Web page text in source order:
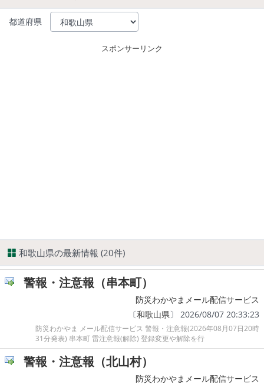
都道府県
スポンサーリンク
和歌山県の最新情報 (20件)
警報・注意報（串本町）
防災わかやまメール配信サービス
〔和歌山県〕 2026/08/07 20:33:23
防災わかやま メール配信サービス 警報・注意報(2026年08月07日20時
31分発表) 串本町 雷注意報(解除) 登録変更や解除を行
警報・注意報（北山村）
防災わかやまメール配信サービス